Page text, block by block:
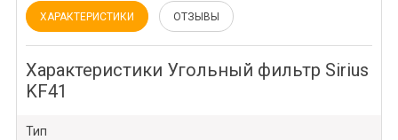
ХАРАКТЕРИСТИКИ ОТЗЫВЫ
Характеристики Угольный фильтр Sirius
KF41
Тип